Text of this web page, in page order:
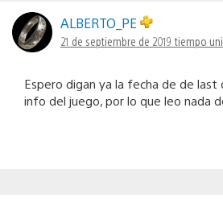
ALBERTO_PE
21 de septiembre de 2019 tiempo
Espero digan ya la fecha de de last
info del juego, por lo que leo nada